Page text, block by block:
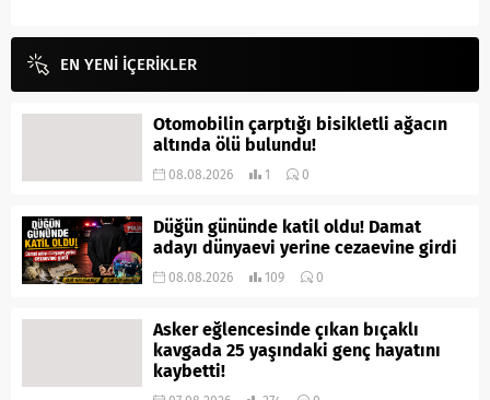
EN YENİ İÇERİKLER
Otomobilin çarptığı bisikletli ağacın
altında ölü bulundu!
08.08.2026 1 0
Düğün gününde katil oldu! Damat
adayı dünyaevi yerine cezaevine girdi
08.08.2026 109 0
Asker eğlencesinde çıkan bıçaklı
kavgada 25 yaşındaki genç hayatını
kaybetti!